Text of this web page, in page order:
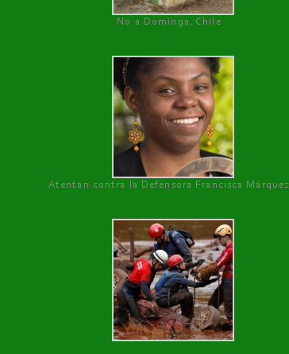
No a Dominga, Chile
Atentan contra la Defensora Francisca Márquez